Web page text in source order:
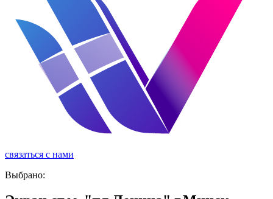
связаться с нами
Выбрано: